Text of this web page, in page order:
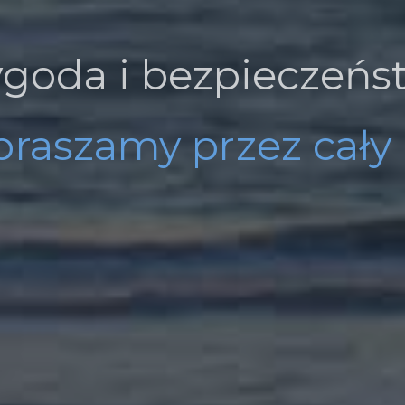
przez